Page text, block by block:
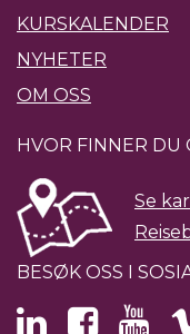
KURSKALENDER
NYHETER
OM OSS
HVOR FINNER DU
Se
BESØK OSS I